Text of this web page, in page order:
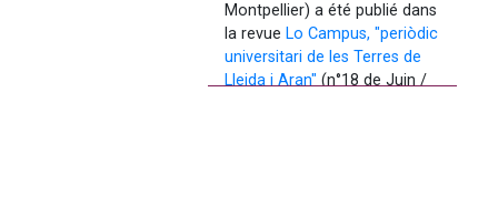
Montpellier) a été publié dans
la revue Lo Campus, "periòdic
universitari de les Terres de
Lleida i Aran" (n°18 de Juin /